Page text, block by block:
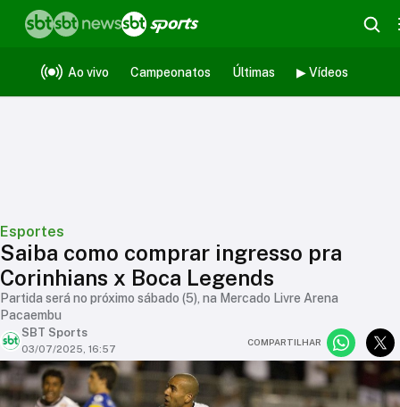
Ao vivo Campeonatos Últimas ▶ Vídeos
Esportes
Saiba como comprar ingresso pra
Corinhians x Boca Legends
Partida será no próximo sábado (5), na Mercado Livre Arena
Pacaembu
SBT Sports
03/07/2025, 16:57
COMPARTILHAR